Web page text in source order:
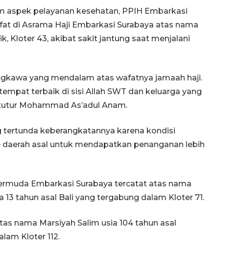
aspek pelayanan kesehatan, PPIH Embarkasi
di Asrama Haji Embarkasi Surabaya atas nama
Kloter 43, akibat sakit jantung saat menjalani
yang mendalam atas wafatnya jamaah haji.
terbaik di sisi Allah SWT dan keluarga yang
Mohammad As’adul Anam.
tertunda keberangkatannya karena kondisi
asal untuk mendapatkan penanganan lebih
Embarkasi Surabaya tercatat atas nama
13 tahun asal Bali yang tergabung dalam Kloter 71.
nama Marsiyah Salim usia 104 tahun asal
Kloter 112.